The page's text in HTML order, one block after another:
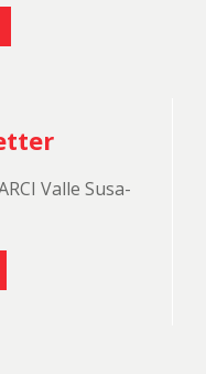
Valle Susa-